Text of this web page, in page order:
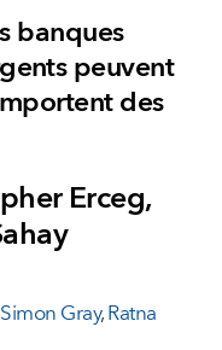
banques
peuvent
des
Erceg,
Simon Gray,Ratna